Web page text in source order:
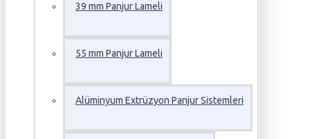
39 mm Panjur Lameli
55 mm Panjur Lameli
Alüminyum Extrüzyon Panjur Sistemleri